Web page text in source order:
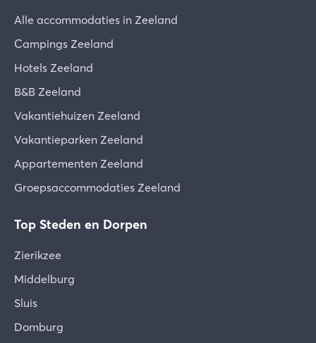
Alle accommodaties in Zeeland
Campings Zeeland
Hotels Zeeland
B&B Zeeland
Vakantiehuizen Zeeland
Vakantieparken Zeeland
Appartementen Zeeland
Groepsaccommodaties Zeeland
Top Steden en Dorpen
Zierikzee
Middelburg
Sluis
Domburg